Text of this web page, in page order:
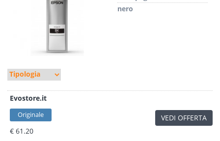
nero
Evostore.it
Originale
€ 61.20
VEDI OFFERTA